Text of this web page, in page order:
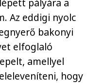
Az eddigi nyolc
bakonyi
elfoglaló
amellyel
hogy